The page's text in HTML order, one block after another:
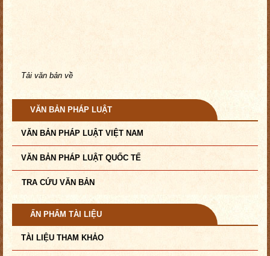
Tải văn bản về
VĂN BẢN PHÁP LUẬT
VĂN BẢN PHÁP LUẬT VIỆT NAM
VĂN BẢN PHÁP LUẬT QUỐC TẾ
TRA CỨU VĂN BẢN
ẤN PHẨM TÀI LIỆU
TÀI LIỆU THAM KHẢO